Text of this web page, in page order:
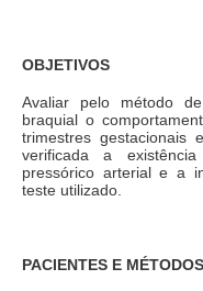
OBJETIVOS
Avaliar pelo método
braquial o
trimestres gestacionais
verificada a
pressórico arterial e a
teste utilizado.
PACIENTES E MÉTODOS